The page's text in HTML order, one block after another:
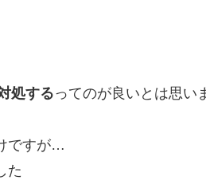
処するってのが良いとは思い
ですが…
た